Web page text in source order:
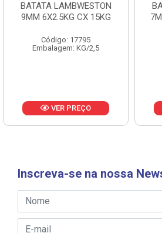
BATATA LAMBWESTON
9MM 6X2.5KG CX 15KG
Código: 17795
Embalagem: KG/2,5
VER PREÇO
Inscreva-se na nossa